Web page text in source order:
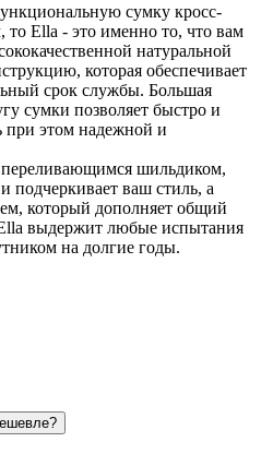
сумку кросс-
то Ella - это именно то, что вам
натуральной
которая обеспечивает
срок службы. Большая
сумки позволяет быстро и
при этом надежной и
шильдиком,
подчеркивает ваш стиль, а
который дополняет общий
выдержит любые испытания
на долгие годы.